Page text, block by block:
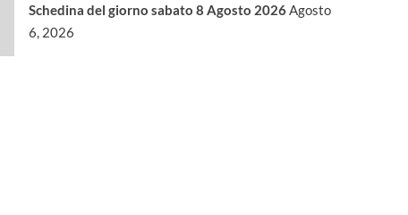
Schedina del giorno sabato 8 Agosto 2026Agosto
6, 2026